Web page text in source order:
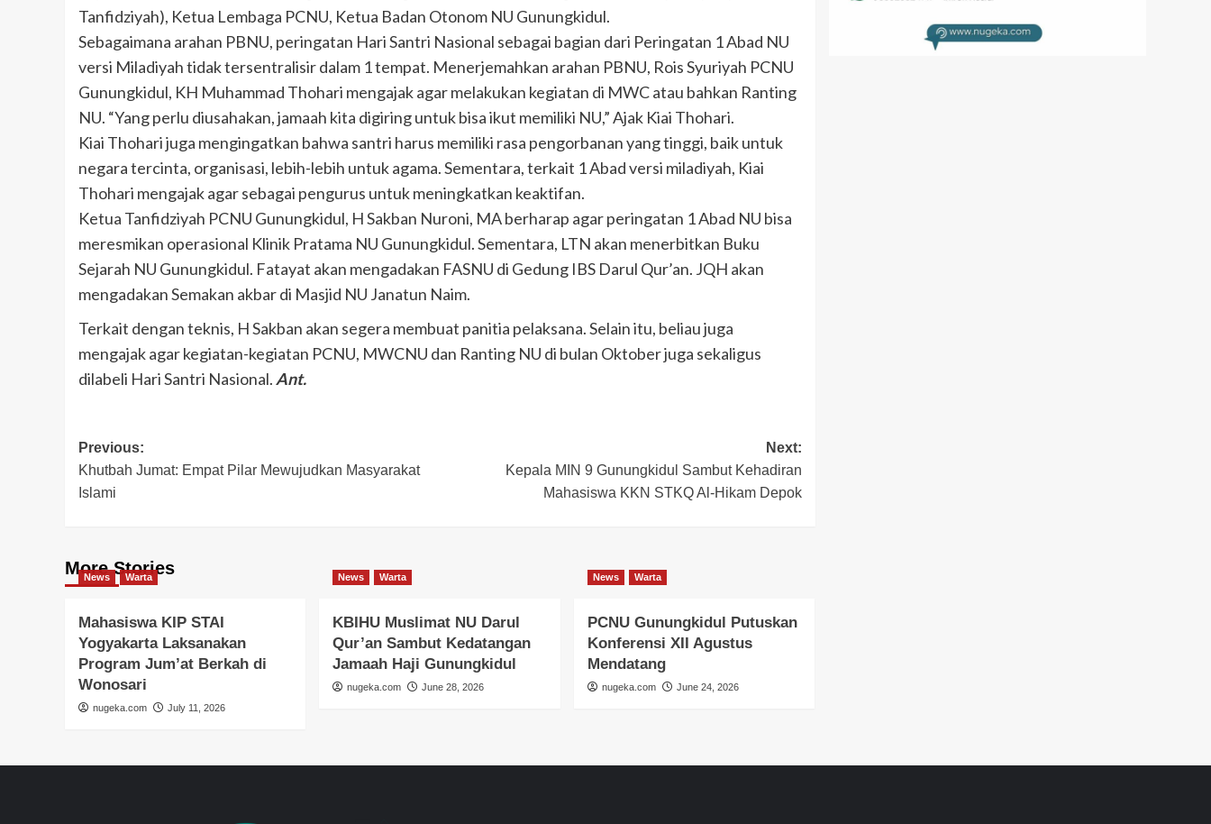
Tanfidziyah), Ketua Lembaga PCNU, Ketua Badan Otonom NU Gunungkidul.
Sebagaimana arahan PBNU, peringatan Hari Santri Nasional sebagai bagian dari Peringatan 1 Abad NU
versi Miladiyah tidak tersentralisir dalam 1 tempat. Menerjemahkan arahan PBNU, Rois Syuriyah PCNU
Gunungkidul, KH Muhammad Thohari mengajak agar melakukan kegiatan di MWC atau bahkan Ranting
NU. “Yang perlu diusahakan, jamaah kita digiring untuk bisa ikut memiliki NU,” Ajak Kiai Thohari.
Kiai Thohari juga mengingatkan bahwa santri harus memiliki rasa pengorbanan yang tinggi, baik untuk
negara tercinta, organisasi, lebih-lebih untuk agama. Sementara, terkait 1 Abad versi miladiyah, Kiai
Thohari mengajak agar sebagai pengurus untuk meningkatkan keaktifan.
Ketua Tanfidziyah PCNU Gunungkidul, H Sakban Nuroni, MA berharap agar peringatan 1 Abad NU bisa
meresmikan operasional Klinik Pratama NU Gunungkidul. Sementara, LTN akan menerbitkan Buku
Sejarah NU Gunungkidul. Fatayat akan mengadakan FASNU di Gedung IBS Darul Qur’an. JQH akan
mengadakan Semakan akbar di Masjid NU Janatun Naim.
Terkait dengan teknis, H Sakban akan segera membuat panitia pelaksana. Selain itu, beliau juga
mengajak agar kegiatan-kegiatan PCNU, MWCNU dan Ranting NU di bulan Oktober juga sekaligus
dilabeli Hari Santri Nasional. Ant.
Post
navigation
Previous:
Khutbah Jumat: Empat Pilar Mewujudkan Masyarakat
Islami
Next:
Kepala MIN 9 Gunungkidul Sambut Kehadiran
Mahasiswa KKN STKQ Al-Hikam Depok
More Stories
News Warta
Mahasiswa KIP STAI
Yogyakarta Laksanakan
Program Jum’at Berkah di
Wonosari
nugeka.com July 11, 2026
News Warta
KBIHU Muslimat NU Darul
Qur’an Sambut Kedatangan
Jamaah Haji Gunungkidul
nugeka.com June 28, 2026
News Warta
PCNU Gunungkidul Putuskan
Konferensi XII Agustus
Mendatang
nugeka.com June 24, 2026